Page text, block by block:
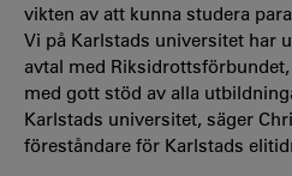
vikten av att kunna studera
Vi på Karlstads universitet har
avtal med
med gott stöd av alla
Karlstads universitet, säger
föreståndare för Karlstads